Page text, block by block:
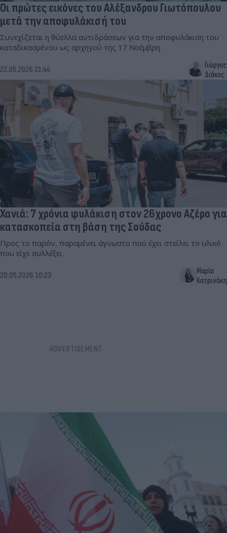
Οι πρώτες εικόνες του Αλέξανδρου Γιωτόπουλου
μετά την αποφυλάκισή του
Συνεχίζεται η θύελλα αντιδράσεων για την αποφυλάκιση του
καταδικασμένου ως αρχηγού της 17 Νοέμβρη.
22.05.2026 21:44
Γιώργος
Διάκος
Χανιά: 7 χρόνια φυλάκιση στον 26χρονο Αζέρο για
κατασκοπεία στη βάση της Σούδας
Προς το παρόν, παραμένει άγνωστο πού έχει στείλει το υλικό
που είχε συλλέξει.
20.05.2026 10:23
Μαρία
Κατρινάκη